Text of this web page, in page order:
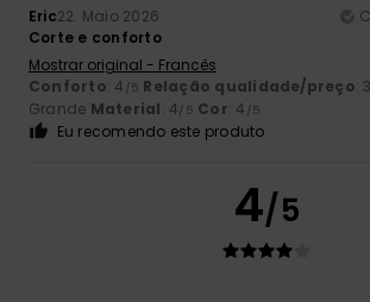
Eric22. Maio 2026
Corte e conforto
Mostrar original - Francês
Conforto: 4 /5 Relação qualidade/preço: 3
Grande Material: 4/5 Cor: 4 /5
Eu recomendo este produto
4/5